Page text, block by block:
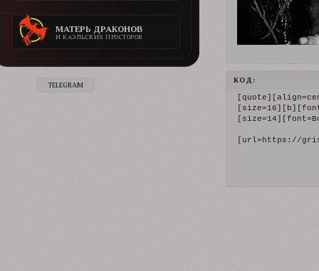
МАТЕРЬ ДРАКОНОВ
И КАЭЛЬСКИХ ПРОСТОРОВ
TELEGRAM
КОД:
[url=https://